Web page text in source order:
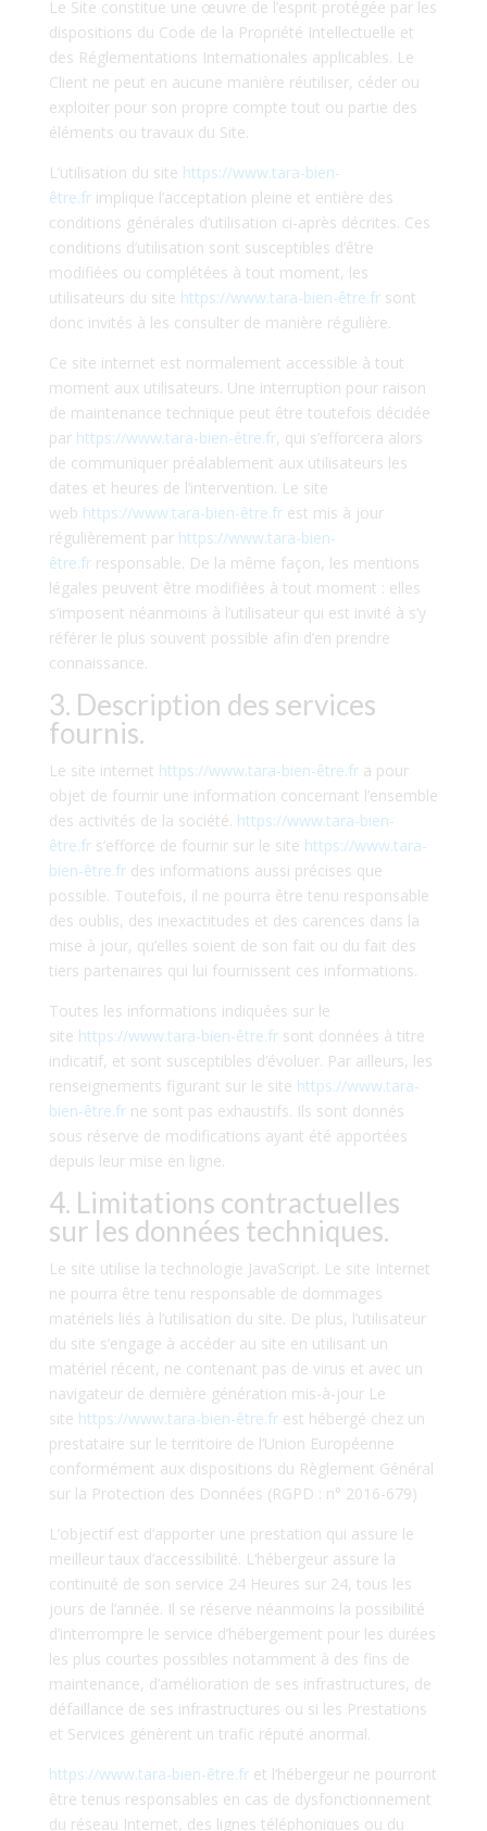
Le Site constitue une œuvre de l’esprit protégée par les
dispositions du Code de la Propriété Intellectuelle et
des Réglementations Internationales applicables. Le
Client ne peut en aucune manière réutiliser, céder ou
exploiter pour son propre compte tout ou partie des
éléments ou travaux du Site.
L’utilisation du site https://www.tara-bien-
être.frimplique l’acceptation pleine et entière des
conditions générales d’utilisation ci-après décrites. Ces
conditions d’utilisation sont susceptibles d’être
modifiées ou complétées à tout moment, les
utilisateurs du site https://www.tara-bien-être.frsont
donc invités à les consulter de manière régulière.
Ce site internet est normalement accessible à tout
moment aux utilisateurs. Une interruption pour raison
de maintenance technique peut être toutefois décidée
par https://www.tara-bien-être.fr, qui s’efforcera alors
de communiquer préalablement aux utilisateurs les
dates et heures de l’intervention. Le site
web https://www.tara-bien-être.frest mis à jour
régulièrement par https://www.tara-bien-
être.frresponsable. De la même façon, les mentions
légales peuvent être modifiées à tout moment : elles
s’imposent néanmoins à l’utilisateur qui est invité à s’y
référer le plus souvent possible afin d’en prendre
connaissance.
3. Description des services
fournis.
Le site internet https://www.tara-bien-être.fra pour
objet de fournir une information concernant l’ensemble
des activités de la société. https://www.tara-bien-
être.frs’efforce de fournir sur le site https://www.tara-
bien-être.frdes informations aussi précises que
possible. Toutefois, il ne pourra être tenu responsable
des oublis, des inexactitudes et des carences dans la
mise à jour, qu’elles soient de son fait ou du fait des
tiers partenaires qui lui fournissent ces informations.
Toutes les informations indiquées sur le
site https://www.tara-bien-être.frsont données à titre
indicatif, et sont susceptibles d’évoluer. Par ailleurs, les
renseignements figurant sur le site https://www.tara-
bien-être.frne sont pas exhaustifs. Ils sont donnés
sous réserve de modifications ayant été apportées
depuis leur mise en ligne.
4. Limitations contractuelles
sur les données techniques.
Le site utilise la technologie JavaScript. Le site Internet
ne pourra être tenu responsable de dommages
matériels liés à l’utilisation du site. De plus, l’utilisateur
du site s’engage à accéder au site en utilisant un
matériel récent, ne contenant pas de virus et avec un
navigateur de dernière génération mis-à-jour Le
site https://www.tara-bien-être.frest hébergé chez un
prestataire sur le territoire de l’Union Européenne
conformément aux dispositions du Règlement Général
sur la Protection des Données (RGPD : n° 2016-679)
L’objectif est d’apporter une prestation qui assure le
meilleur taux d’accessibilité. L’hébergeur assure la
continuité de son service 24 Heures sur 24, tous les
jours de l’année. Il se réserve néanmoins la possibilité
d’interrompre le service d’hébergement pour les durées
les plus courtes possibles notamment à des fins de
maintenance, d’amélioration de ses infrastructures, de
défaillance de ses infrastructures ou si les Prestations
et Services génèrent un trafic réputé anormal.
https://www.tara-bien-être.fret l’hébergeur ne pourront
être tenus responsables en cas de dysfonctionnement
du réseau Internet, des lignes téléphoniques ou du